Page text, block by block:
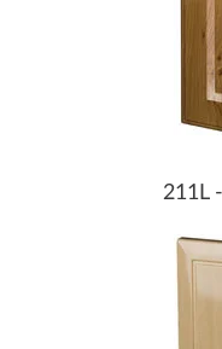
211L